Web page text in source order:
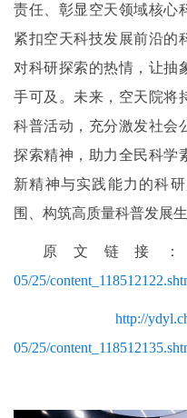
责任、彰显空天领域核心
紧扣空天科技发展前沿的
对科研探索的热情，让抽
手可及。未来，空天院将
科普活动，充分激发社会
探索精神，助力全民科学
新精神与实践能力的科
围、构筑高质量科普发展
原文链接
05/25/
http://
05/25/